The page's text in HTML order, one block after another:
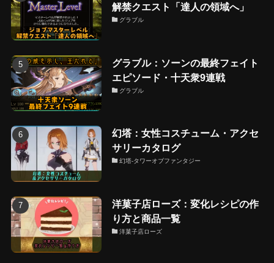
解禁クエスト「達人の領域へ」
グラブル
グラブル：ソーンの最終フェイト
エピソード・十天衆9連戦
グラブル
幻塔：女性コスチューム・アクセ
サリーカタログ
幻塔-タワーオブファンタジー
洋菓子店ローズ：変化レシピの作
り方と商品一覧
洋菓子店ローズ